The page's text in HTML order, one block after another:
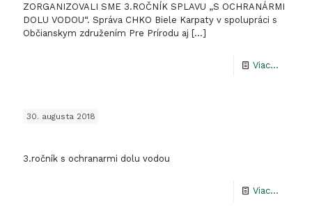
ZORGANIZOVALI SME 3.ROČNÍK SPLAVU „S OCHRANÁRMI
DOLU VODOU“. Správa CHKO Biele Karpaty v spolupráci s
Občianskym združením Pre Prírodu aj […]
Viac...
30. augusta 2018
3.ročník s ochranarmi dolu vodou
Viac...